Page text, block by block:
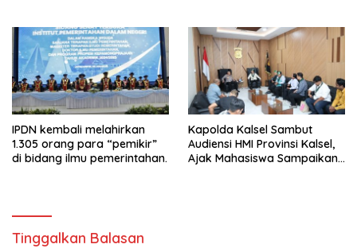
IPDN kembali melahirkan
1.305 orang para “pemikir”
di bidang ilmu pemerintahan.
Kapolda Kalsel Sambut
Audiensi HMI Provinsi Kalsel,
Ajak Mahasiswa Sampaikan
Tinggalkan Balasan